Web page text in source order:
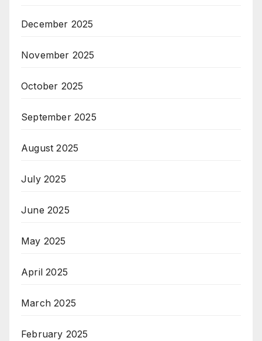
December 2025
November 2025
October 2025
September 2025
August 2025
July 2025
June 2025
May 2025
April 2025
March 2025
February 2025